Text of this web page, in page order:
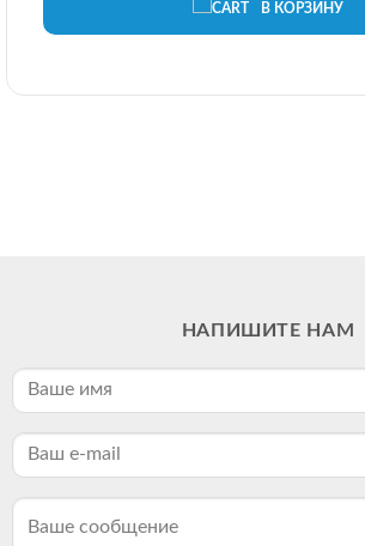
В КОРЗИНУ
НАПИШИТЕ НАМ